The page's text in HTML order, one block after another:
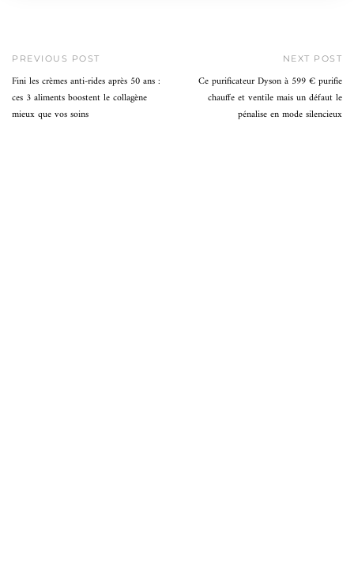
PREVIOUS POST
Fini les crèmes anti-rides après 50 ans :
ces 3 aliments boostent le collagène
mieux que vos soins
NEXT POST
Ce purificateur Dyson à 599 € purifie
chauffe et ventile mais un défaut le
pénalise en mode silencieux